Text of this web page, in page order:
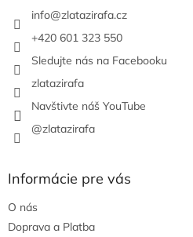
info@zlatazirafa.cz
+420 601 323 550
Sledujte nás na Facebooku
zlatazirafa
Navštivte náš YouTube
@zlatazirafa
Informácie pre vás
O nás
Doprava a Platba